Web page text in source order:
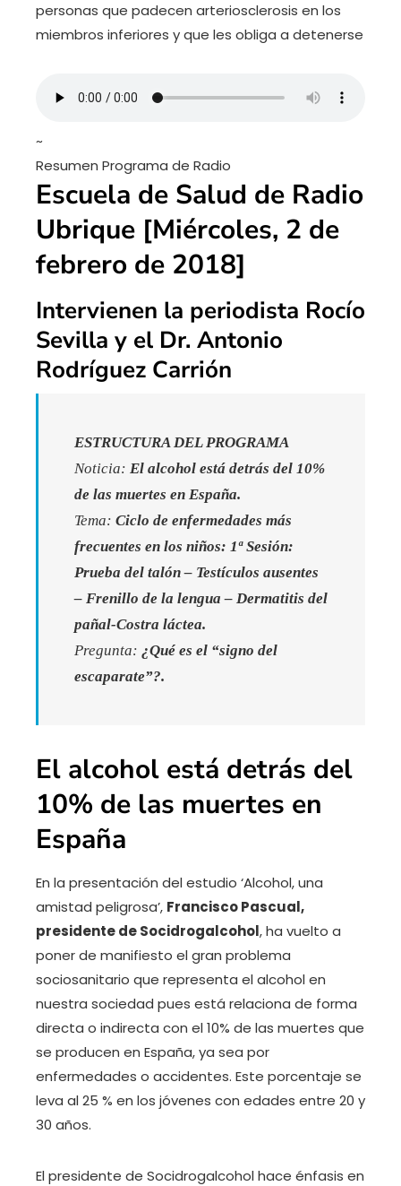
personas que padecen arteriosclerosis en los
miembros inferiores y que les obliga a detenerse
~
Resumen Programa de Radio
Escuela de Salud de Radio
Ubrique [Miércoles, 2 de
febrero de 2018]
Intervienen la periodista Rocío
Sevilla y el Dr. Antonio
Rodríguez Carrión
ESTRUCTURA DEL PROGRAMA
Noticia: El alcohol está detrás del 10%
de las muertes en España.
Tema: Ciclo de enfermedades más
frecuentes en los niños: 1ª Sesión:
Prueba del talón – Testículos ausentes
– Frenillo de la lengua – Dermatitis del
pañal-Costra láctea.
Pregunta: ¿Qué es el “signo del
escaparate”?.
El alcohol está detrás del
10% de las muertes en
España
En la presentación del estudio ‘Alcohol, una
amistad peligrosa’, Francisco Pascual,
presidente de Socidrogalcohol, ha vuelto a
poner de manifiesto el gran problema
sociosanitario que representa el alcohol en
nuestra sociedad pues está relaciona de forma
directa o indirecta con el 10% de las muertes que
se producen en España, ya sea por
enfermedades o accidentes. Este porcentaje se
leva al 25 % en los jóvenes con edades entre 20 y
30 años.
El presidente de Socidrogalcohol hace énfasis en